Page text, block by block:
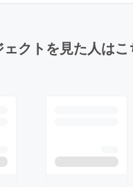
クトを見た人は